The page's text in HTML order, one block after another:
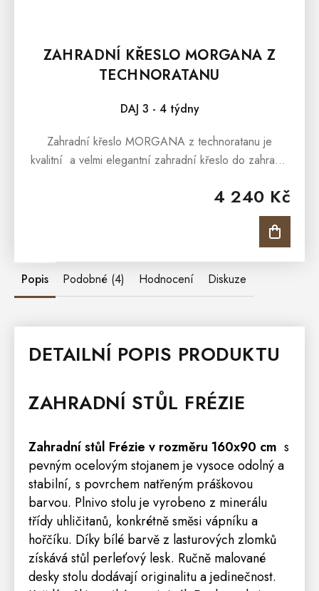
ZAHRADNÍ KŘESLO MORGANA Z
TECHNORATANU
DAJ 3 - 4 týdny
4 240 Kč
Zahradní křeslo MORGANA z technoratanu je
kvalitní a velmi elegantní zahradní křeslo do zahrady,
jedinečnému designu může...
Popis Podobné (4) Hodnocení Diskuze
DETAILNÍ POPIS PRODUKTU
ZAHRADNÍ STŮL FRÉZIE
Zahradní stůl Frézie v rozměru 160x90 cm s
pevným ocelovým stojanem je vysoce odolný a
stabilní, s povrchem natřeným práškovou
barvou. Plnivo stolu je vyrobeno z minerálu
třídy uhličitanů, konkrétně směsi vápníku a
hořčíku. Díky bílé barvě z lasturových zlomků
získává stůl perleťový lesk. Ručně malované
desky stolu dodávají originalitu a jedinečnost.